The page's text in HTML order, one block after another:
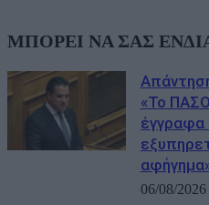
ΜΠΟΡΕΙ ΝΑ ΣΑΣ
«Το
έγγραφα
06/08/2026